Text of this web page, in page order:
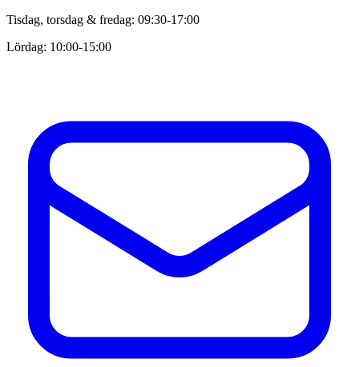
Tisdag, torsdag & fredag: 09:30-17:00
Lördag: 10:00-15:00